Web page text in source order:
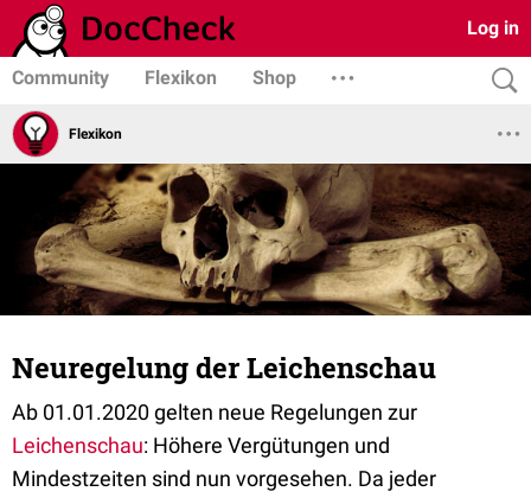
Log in
Community Flexikon Shop
Flexikon
Neuregelung der Leichenschau
Ab 01.01.2020 gelten neue Regelungen zur
Leichenschau: Höhere Vergütungen und
Mindestzeiten sind nun vorgesehen. Da jeder